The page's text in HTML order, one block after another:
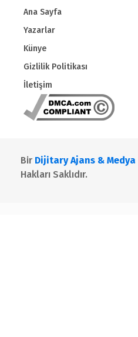
Ana Sayfa
Yazarlar
Künye
Gizlilik Politikası
İletişim
Bir Dijitary Ajans & Medya
Hakları Saklıdır.